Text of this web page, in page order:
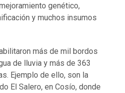
genético,
y muchos insumos
más de mil bordos
de lluvia y más de 363
Ejemplo de ello, son la
El Salero, en Cosío, donde